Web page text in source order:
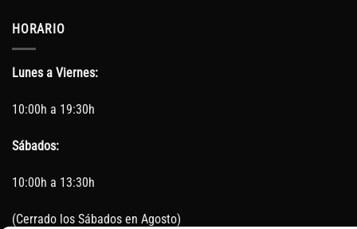
HORARIO
Lunes a Viernes:
10:00h a 19:30h
Sábados:
10:00h a 13:30h
(Cerrado los Sábados en Agosto)